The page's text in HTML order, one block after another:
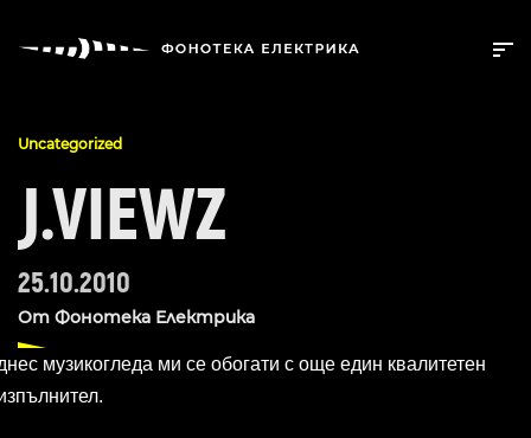
Uncategorized
J.VIEWZ
25.10.2010
От Фонотека Електрика
музикогледа ми се обогати с още един квалитетен